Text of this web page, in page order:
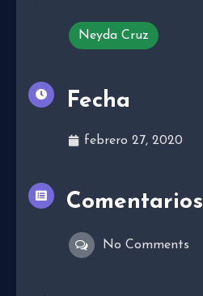
Neyda Cruz
Fecha
febrero 27, 2020
Comentarios
No Comments